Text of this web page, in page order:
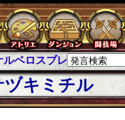
ルベロスブレイド スパ
ヅキミチル